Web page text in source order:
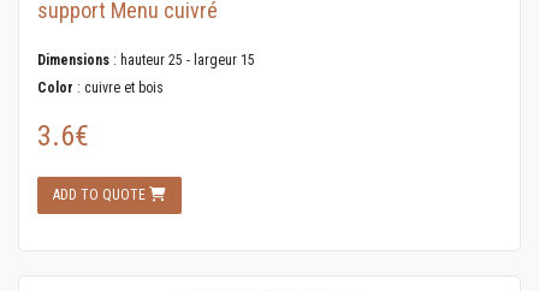
support Menu cuivré
Dimensions : hauteur 25 - largeur 15
Color : cuivre et bois
3.6€
ADD TO QUOTE